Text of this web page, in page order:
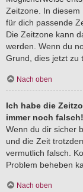
Zeitzone. In diesem
für dich passende
Die Zeitzone kann
werden. Wenn du
Grund, dies jetzt zu
Nach oben
Ich habe die
immer noch falsch!
Wenn du dir sicher
und die Zeit
vermutlich falsch.
Problem beheben
Nach oben